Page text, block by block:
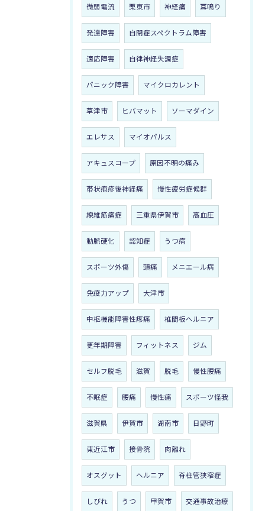
微弱電流 栗東市 神経痛 耳鳴り
発達障害 自閉症スペクトラム障害
適応障害 自律神経失調症
パニック障害 マイクロカレント
草津市 ヒバマット ソーマダイン
エレサス マイオパルス
アキュスコープ 原因不明の痛み
帯状疱疹後神経痛 慢性疲労症候群
線維筋痛症 三重県伊賀市 高血圧
動脈硬化 認知症 うつ病
スポーツ外傷 頭痛 メニエール病
免疫力アップ 大津市
中枢機能障害性疼痛 椎間板ヘルニア
更年期障害 フィットネス ジム
セルフ脱毛 滋賀 脱毛 慢性腰痛
不眠症 腰痛 慢性痛 スポーツ怪我
滋賀県 伊賀市 湖南市 日野町
東近江市 接骨院 肉離れ
オスグット ヘルニア 脊柱管狭窄症
しびれ うつ 甲賀市 交通事故治療